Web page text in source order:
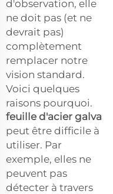
d'observation, elle
ne doit pas (et ne
devrait pas)
complètement
remplacer notre
vision standard.
Voici quelques
raisons pourquoi.
feuille d'acier galva
peut être difficile à
utiliser. Par
exemple, elles ne
peuvent pas
détecter à travers